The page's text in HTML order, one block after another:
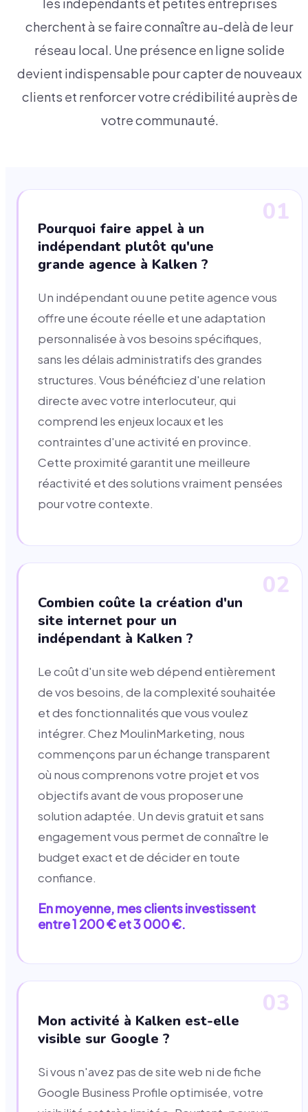
les indépendants et petites entreprises
cherchent à se faire connaître au-delà de leur
réseau local. Une présence en ligne solide
devient indispensable pour capter de nouveaux
clients et renforcer votre crédibilité auprès de
votre communauté.
01
Pourquoi faire appel à un
indépendant plutôt qu'une
grande agence à Kalken ?
Un indépendant ou une petite agence vous
offre une écoute réelle et une adaptation
personnalisée à vos besoins spécifiques,
sans les délais administratifs des grandes
structures. Vous bénéficiez d'une relation
directe avec votre interlocuteur, qui
comprend les enjeux locaux et les
contraintes d'une activité en province.
Cette proximité garantit une meilleure
réactivité et des solutions vraiment pensées
pour votre contexte.
02
Combien coûte la création d'un
site internet pour un
indépendant à Kalken ?
Le coût d'un site web dépend entièrement
de vos besoins, de la complexité souhaitée
et des fonctionnalités que vous voulez
intégrer. Chez MoulinMarketing, nous
commençons par un échange transparent
où nous comprenons votre projet et vos
objectifs avant de vous proposer une
solution adaptée. Un devis gratuit et sans
engagement vous permet de connaître le
budget exact et de décider en toute
confiance.
En moyenne, mes clients investissent
entre 1 200 € et 3 000 €.
03
Mon activité à Kalken est-elle
visible sur Google ?
Si vous n'avez pas de site web ni de fiche
Google Business Profile optimisée, votre